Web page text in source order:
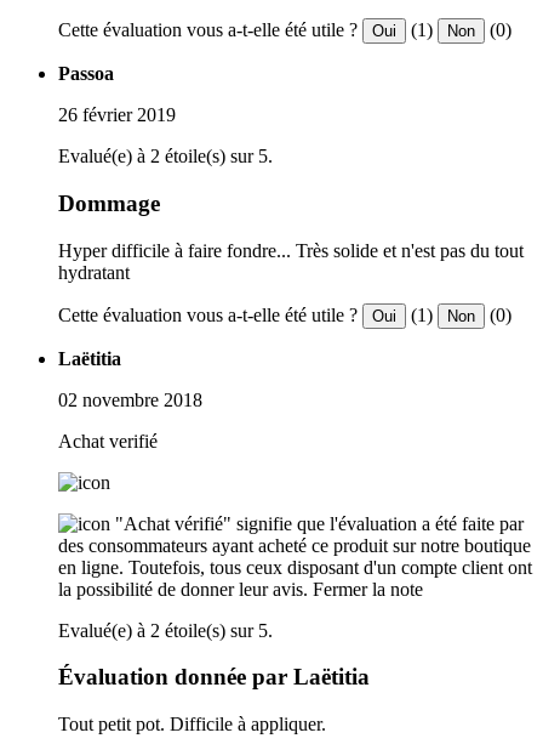
Cette évaluation vous a-t-elle été utile ? Oui (1) Non (0)
Passoa
26 février 2019
Evalué(e) à 2 étoile(s) sur 5.
Dommage
Hyper difficile à faire fondre... Très solide et n'est pas du tout
hydratant
Cette évaluation vous a-t-elle été utile ? Oui (1) Non (0)
Laëtitia
02 novembre 2018
Achat verifié
"Achat vérifié" signifie que l'évaluation a été faite par
des consommateurs ayant acheté ce produit sur notre boutique
en ligne. Toutefois, tous ceux disposant d'un compte client ont
la possibilité de donner leur avis. Fermer la note
Evalué(e) à 2 étoile(s) sur 5.
Évaluation donnée par Laëtitia
Tout petit pot. Difficile à appliquer.